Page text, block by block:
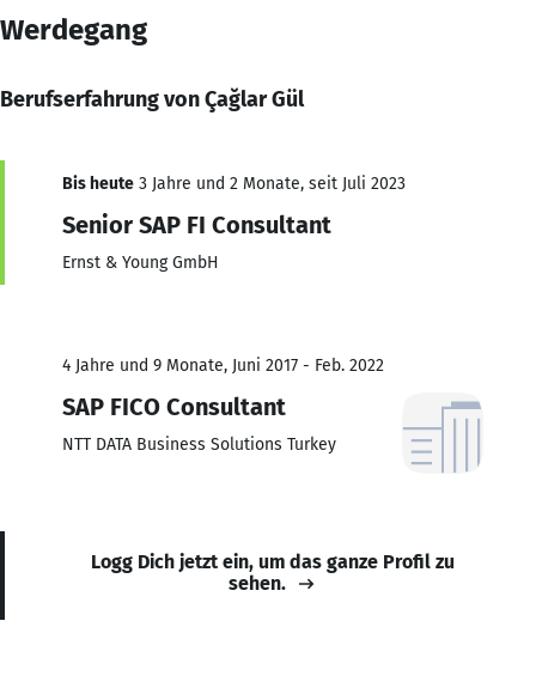
Werdegang
Berufserfahrung von Çağlar Gül
Bis heute 3 Jahre und 2 Monate, seit Juli 2023
Senior SAP FI Consultant
Ernst & Young GmbH
4 Jahre und 9 Monate, Juni 2017 - Feb. 2022
SAP FICO Consultant
NTT DATA Business Solutions Turkey
Logg Dich jetzt ein, um das ganze Profil zu
sehen.